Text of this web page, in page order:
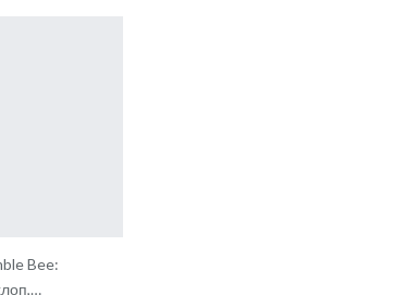
Bee: